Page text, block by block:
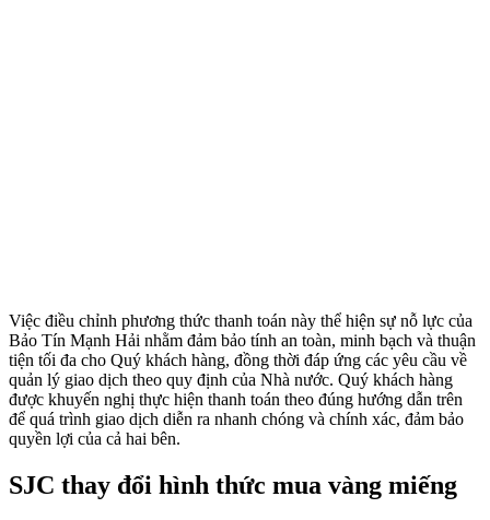
Việc điều chỉnh phương thức thanh toán này thể hiện sự nỗ lực của
Bảo Tín Mạnh Hải nhằm đảm bảo tính an toàn, minh bạch và thuận
tiện tối đa cho Quý khách hàng, đồng thời đáp ứng các yêu cầu về
quản lý giao dịch theo quy định của Nhà nước. Quý khách hàng
được khuyến nghị thực hiện thanh toán theo đúng hướng dẫn trên
để quá trình giao dịch diễn ra nhanh chóng và chính xác, đảm bảo
quyền lợi của cả hai bên.
SJC thay đổi hình thức mua vàng miếng